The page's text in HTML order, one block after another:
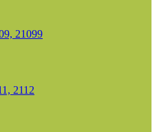
21099
2112